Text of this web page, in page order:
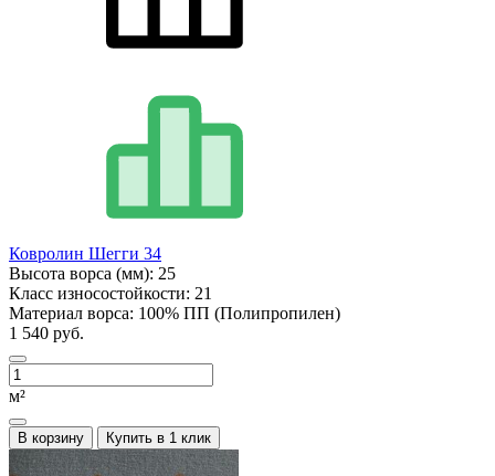
Ковролин Шегги 34
Высота ворса (мм): 25
Класс износостойкости: 21
Материал ворса: 100% ПП (Полипропилен)
1 540 руб.
м²
В корзину Купить в 1 клик